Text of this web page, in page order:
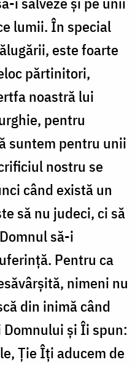
lumii. În special
este foarte
părtinitori,
noastră lui
pentru
suntem pentru unii
nostru se
când există un
să nu judeci, ci să
să-i
Pentru ca
nimeni nu
din inimă când
și Îi spun:
Ție Îți aducem de